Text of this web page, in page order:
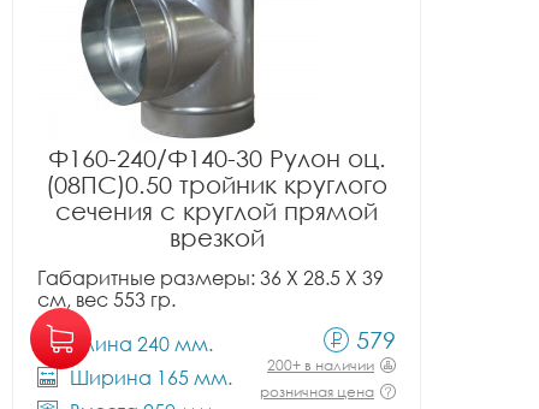
Ф160-240/Ф140-30 Рулон оц.
(08ПС)0.50 тройник круглого
сечения с круглой прямой
врезкой
Габаритные размеры: 36 X 28.5 X 39
см, вес 553 гр.
Длина 240 мм.
Ширина 165 мм.
579
200+ в наличии
розничная цена